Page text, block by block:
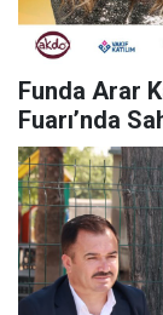
Funda Arar
Fuarı’nda